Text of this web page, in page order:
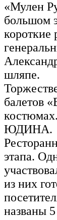
«Мулен
большом
шляпе.
балетов
ЮДИНА.
этапа.
из них
названы